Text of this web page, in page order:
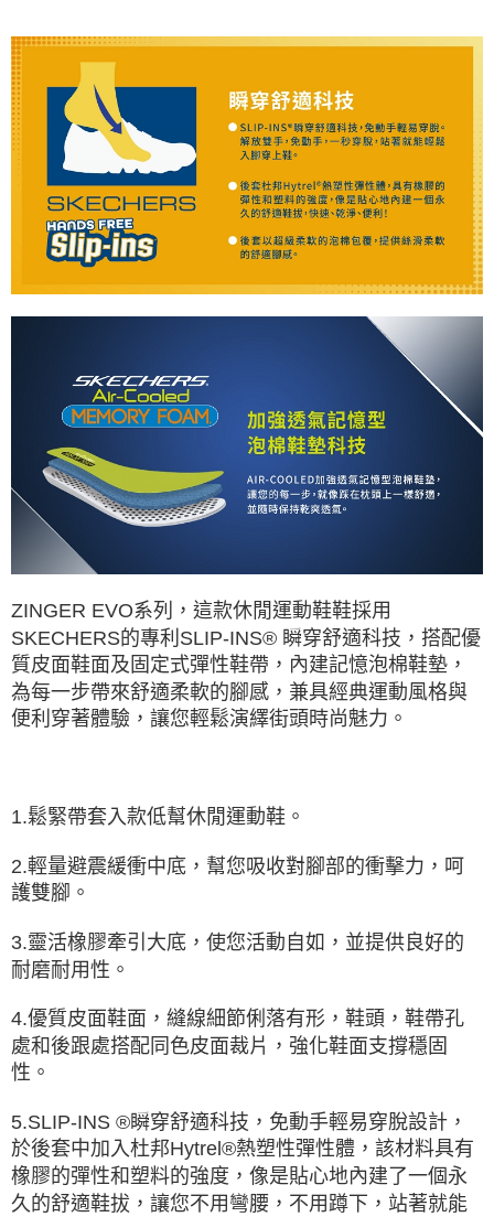
ZINGER EVO系列，這款休閒運動鞋鞋採用
SKECHERS的專利SLIP-INS® 瞬穿舒適科技，搭配優
質皮面鞋面及固定式彈性鞋帶，內建記憶泡棉鞋墊，
為每一步帶來舒適柔軟的腳感，兼具經典運動風格與
便利穿著體驗，讓您輕鬆演繹街頭時尚魅力。
1.鬆緊帶套入款低幫休閒運動鞋。
2.輕量避震緩衝中底，幫您吸收對腳部的衝擊力，呵
護雙腳。
3.靈活橡膠牽引大底，使您活動自如，並提供良好的
耐磨耐用性。
4.優質皮面鞋面，縫線細節俐落有形，鞋頭，鞋帶孔
處和後跟處搭配同色皮面裁片，強化鞋面支撐穩固
性。
5.SLIP-INS ®瞬穿舒適科技，免動手輕易穿脫設計，
於後套中加入杜邦Hytrel®熱塑性彈性體，該材料具有
橡膠的彈性和塑料的強度，像是貼心地內建了一個永
久的舒適鞋拔，讓您不用彎腰，不用蹲下，站著就能